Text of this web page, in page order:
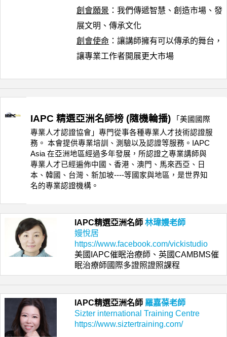
創會願景 ： 我們傳遞智慧、創造市場、發
展文明、傳承文化
創會使命 ： 讓講師擁有可以傳承的舞台，
讓專業工作者開展更大市場
IAPC 精選亞洲名師榜 (隨機輪播)
「美國國際
專業人才認證協會」專門從事各種專業人才技術認證服
務。 本會提供專業培訓、測驗以及認證等服務。IAPC
Asia 在亞洲地區經過多年發展，所認證之專業講師與
專業人才已經遍佈中國、香港、澳門、馬來西亞、日
本、韓國、台灣、新加坡----等國家與地區，是世界知
名的專業認證機構。
IAPC精選亞洲名師 林瑋嫚老師
嫚悅居
https://www.facebook.com/vickistudio
美國IAPC催眠治療師、英國CAMBMS催
眠治療師國際多證照證照課程
IAPC精選亞洲名師 羅嘉葆老師
Sizter international Training Centre
https://www.siztertraining.com/